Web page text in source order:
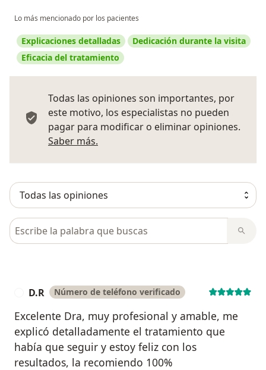
Lo más mencionado por los pacientes
Explicaciones detalladas
Dedicación durante la visita
Eficacia del tratamiento
Todas las opiniones son importantes, por
este motivo, los especialistas no pueden
pagar para modificar o eliminar opiniones.
Saber más.
Busca en opiniones
D.R Número de teléfono verificado
Excelente Dra, muy profesional y amable, me
explicó detalladamente el tratamiento que
había que seguir y estoy feliz con los
resultados, la recomiendo 100%